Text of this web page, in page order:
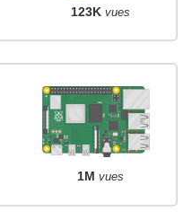
123K vues
1M vues